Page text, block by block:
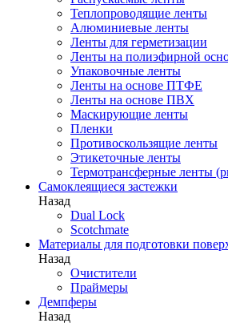
Теплопроводящие ленты
Алюминиевые ленты
Ленты для герметизации
Ленты на полиэфирной
Упаковочные ленты
Ленты на основе ПТФЕ
Ленты на основе ПВХ
Маскирующие ленты
Пленки
Противоскользящие ленты
Этикеточные ленты
Термотрансферные ленты
Cамоклеящиеся застежки
Назад
Dual Lock
Scotchmate
Материалы для подготовки
Назад
Очистители
Праймеры
Демпферы
Назад